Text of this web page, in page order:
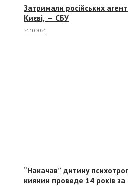
Затримали російських
Києві, — СБУ
24.10.2024
“Накачав” дитину
киянин проведе 14 років за